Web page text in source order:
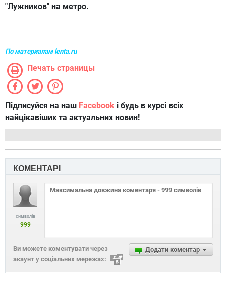
"Лужников" на метро.
По материалам lenta.ru
Печать страницы
Підписуйся на наш Facebook і будь в курсі всіх
найцікавіших та актуальних новин!
КОМЕНТАРІ
символів
999
Додати коментар
Ви можете коментувати через
акаунт у соціальних мережах: